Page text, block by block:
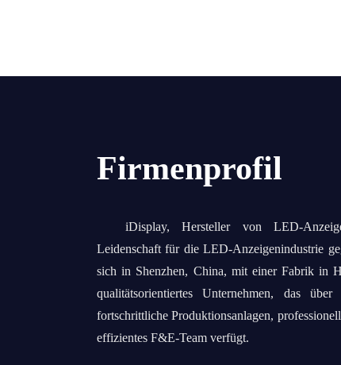
Firmenprofil
iDisplay, Hersteller von LED-
Leidenschaft für die LED-Anzeigenindustrie
sich in Shenzhen, China, mit einer Fabrik in
qualitätsorientiertes Unternehmen, das über
fortschrittliche Produktionsanlagen,
effizientes F&E-Team verfügt.